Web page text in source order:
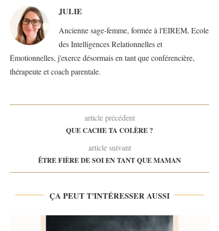
JULIE
Ancienne sage-femme, formée à l'EIREM, Ecole
des Intelligences Relationnelles et
Émotionnelles, j'exerce désormais en tant que conférencière,
thérapeute et coach parentale.
article précédent
QUE CACHE TA COLÈRE ?
article suivant
ÊTRE FIÈRE DE SOI EN TANT QUE MAMAN
ÇA PEUT T'INTÉRESSER AUSSI